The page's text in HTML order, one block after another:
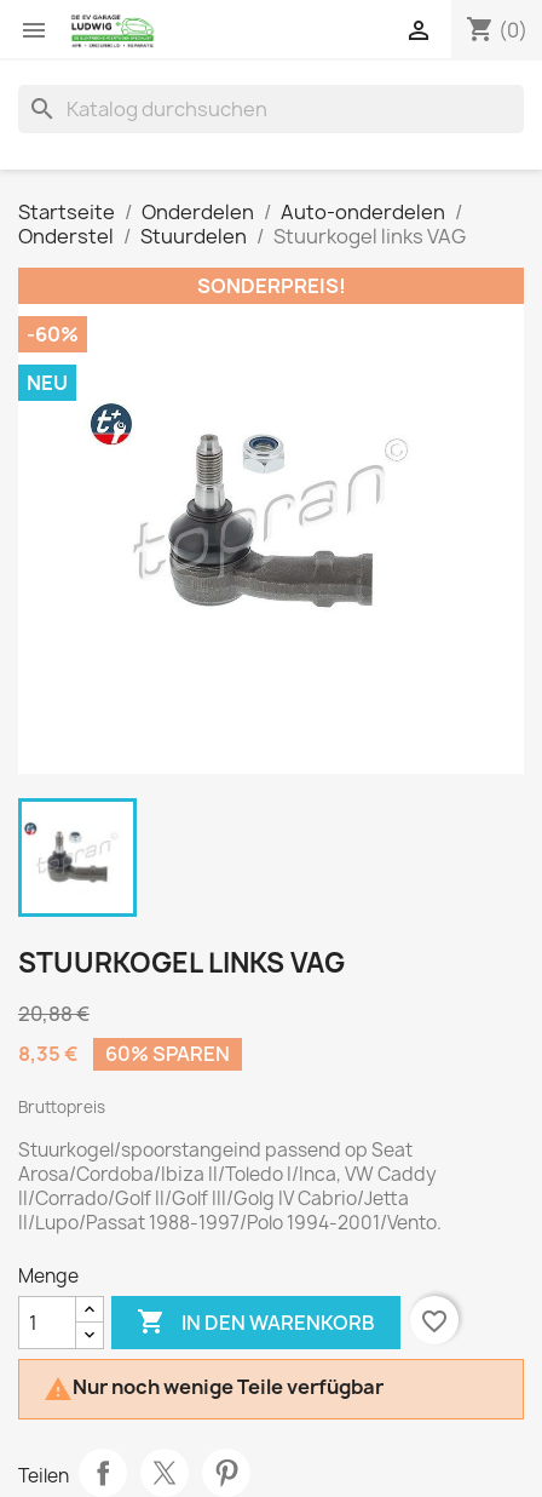
 shopping_cart (0)

search
Startseite Onderdelen
Auto-onderdelen
Onderstel
Stuurdelen
Stuurkogel links VAG
SONDERPREIS!
-60%
NEU
STUURKOGEL LINKS VAG
20,88 €
8,35 €
60% SPAREN
Bruttopreis
Stuurkogel/spoorstangeind passend op Seat
Arosa/Cordoba/Ibiza II/Toledo I/Inca, VW Caddy
II/Corrado/Golf II/Golf III/Golg IV Cabrio/Jetta
II/Lupo/Passat 1988-1997/Polo 1994-2001/Vento.
Menge
 IN DEN WARENKORB favorite_border
Nur noch wenige Teile verfügbar
Teilen